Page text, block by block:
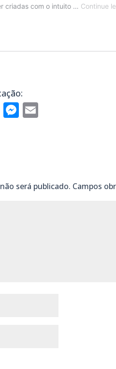
LinkedIn
Messenger
será publicado. Campos